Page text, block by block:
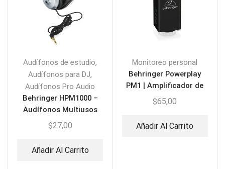
Audífonos de estudio,
Audífonos para DJ,
Audífonos Pro Audio
Behringer HPM1000 –
Audífonos Multiusos
$27,00
Añadir Al Carrito
Monitoreo personal
Behringer Powerplay
PM1 | Amplificador de
Audífonos
$65,00
Añadir Al Carrito